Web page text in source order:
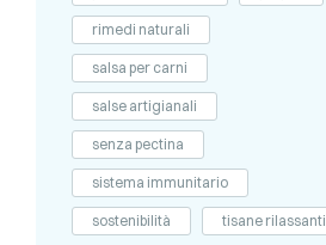
rimedi naturali
salsa per carni
salse artigianali
senza pectina
sistema immunitario
sostenibilità tisane rilassanti